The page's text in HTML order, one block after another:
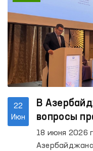
22
Июн
В
вопросы
18 июня 2026